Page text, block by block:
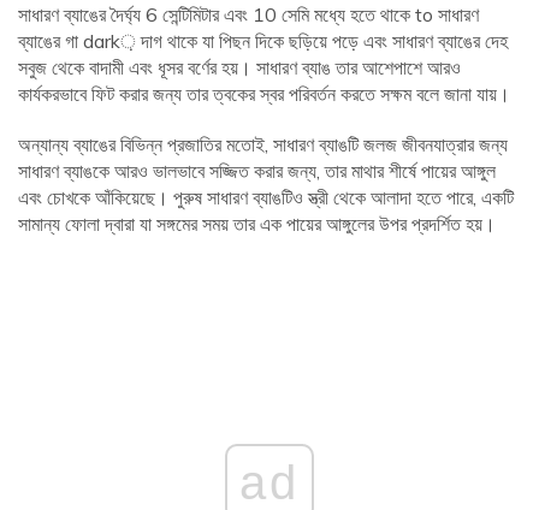
সাধারণ ব্যাঙের দৈর্ঘ্য 6 সেন্টিমিটার এবং 10 সেমি মধ্যে হতে থাকে to সাধারণ
ব্যাঙের গা dark় দাগ থাকে যা পিছন দিকে ছড়িয়ে পড়ে এবং সাধারণ ব্যাঙের দেহ
সবুজ থেকে বাদামী এবং ধূসর বর্ণের হয়। সাধারণ ব্যাঙ তার আশেপাশে আরও
কার্যকরভাবে ফিট করার জন্য তার ত্বকের স্বর পরিবর্তন করতে সক্ষম বলে জানা যায়।
অন্যান্য ব্যাঙের বিভিন্ন প্রজাতির মতোই, সাধারণ ব্যাঙটি জলজ জীবনযাত্রার জন্য
সাধারণ ব্যাঙকে আরও ভালভাবে সজ্জিত করার জন্য, তার মাথার শীর্ষে পায়ের আঙ্গুল
এবং চোখকে আঁকিয়েছে। পুরুষ সাধারণ ব্যাঙটিও স্ত্রী থেকে আলাদা হতে পারে, একটি
সামান্য ফোলা দ্বারা যা সঙ্গমের সময় তার এক পায়ের আঙ্গুলের উপর প্রদর্শিত হয়।
ad